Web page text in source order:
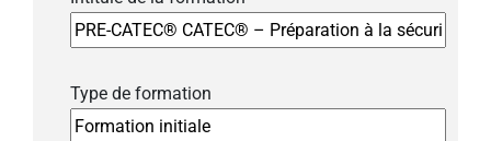
Type de formation